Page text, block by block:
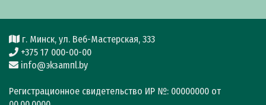
г. Минск, ул. Веб-Мастерская, 333
+375 17 000-00-00
info@эkзamпl.by
Регистрационное свидетельство ИР №: 00000000 от